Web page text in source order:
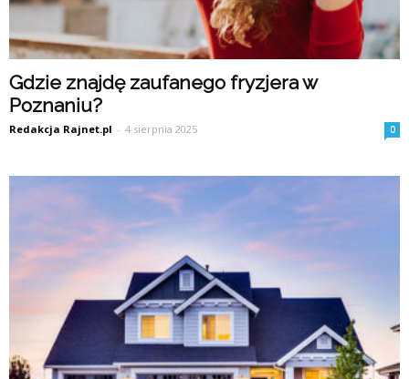
Gdzie znajdę zaufanego fryzjera w
Poznaniu?
Redakcja Rajnet.pl - 4 sierpnia 2025 0